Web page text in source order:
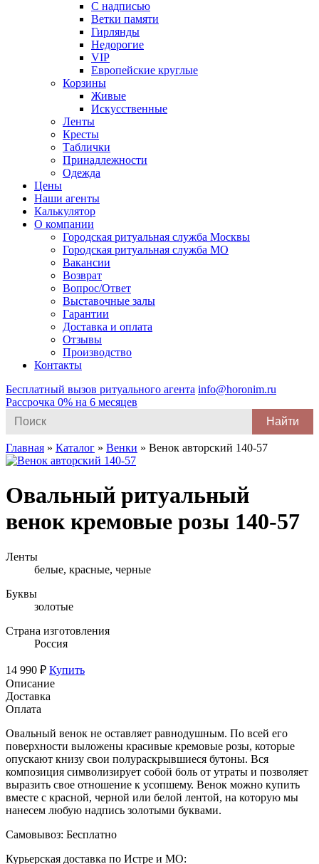
С надписью
Ветки памяти
Гирлянды
Недорогие
VIP
Европейские круглые
Корзины
Живые
Искусственные
Ленты
Кресты
Таблички
Принадлежности
Одежда
Цены
Наши агенты
Калькулятор
О компании
Городская ритуальная служба Москвы
Городская ритуальная служба МО
Вакансии
Возврат
Вопрос/Ответ
Выставочные залы
Гарантии
Доставка и оплата
Отзывы
Производство
Контакты
Бесплатный вызов ритуального агента info@horonim.ru
Рассрочка 0% на 6 месяцев
for:
Главная » Каталог » Венки » Венок авторский 140-57
Овальный ритуальный
венок кремовые розы 140-57
Ленты
белые, красные, черные
Буквы
золотые
Страна изготовления
Россия
14 990 ₽ Купить
Описание
Доставка
Оплата
Овальный венок не оставляет равнодушным. По всей его
поверхности выложены красивые кремовые розы, которые
опускают книзу свои полураскрывшиеся бутоны. Вся
композиция символизирует собой боль от утраты и позволяет
выразить свое отношение к усопшему. Венок можно купить
вместе с красной, черной или белой лентой, на которую мы
нанесем любую надпись золотыми буквами.
Самовывоз: Бесплатно
Курьерская доставка по Истре и МО: